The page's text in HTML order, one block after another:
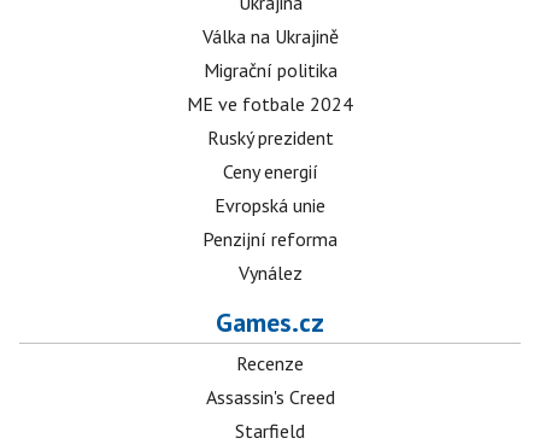
Válka na Ukrajině
Migrační politika
ME ve fotbale 2024
Ruský prezident
Ceny energií
Evropská unie
Penzijní reforma
Vynález
Games.cz
Recenze
Assassin's Creed
Starfield